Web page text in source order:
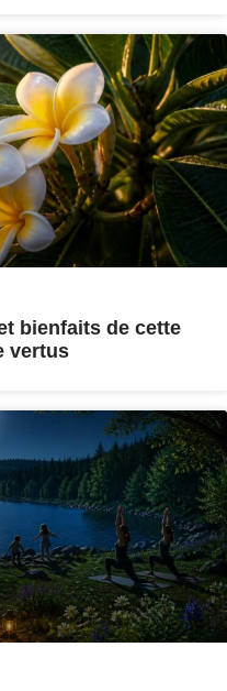
bienfaits de cette
vertus